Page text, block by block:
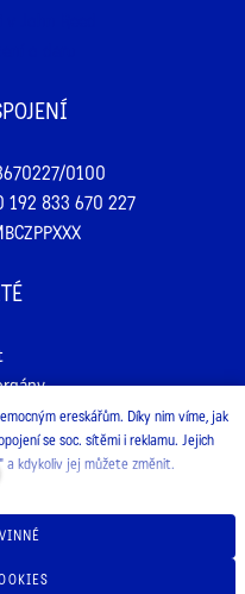
0100
192 833 670 227
ereskářům. Díky nim víme, jak
se soc. sítěmi i reklamu. Jejich
a kdykoliv jej můžete změnit.